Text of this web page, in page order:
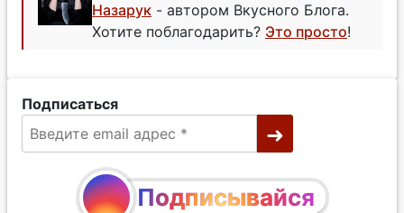
Назарук - автором Вкусного Блога.
Хотите поблагодарить? Это просто!
Подписаться
Подписывайся